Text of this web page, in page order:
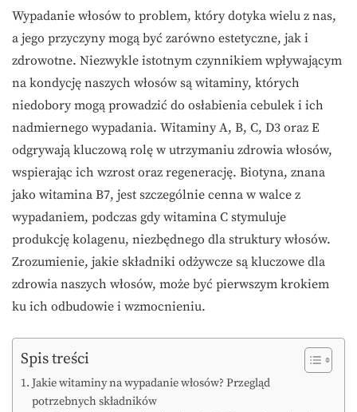
Wypadanie włosów to problem, który dotyka wielu z nas,
a jego przyczyny mogą być zarówno estetyczne, jak i
zdrowotne. Niezwykle istotnym czynnikiem wpływającym
na kondycję naszych włosów są witaminy, których
niedobory mogą prowadzić do osłabienia cebulek i ich
nadmiernego wypadania. Witaminy A, B, C, D3 oraz E
odgrywają kluczową rolę w utrzymaniu zdrowia włosów,
wspierając ich wzrost oraz regenerację. Biotyna, znana
jako witamina B7, jest szczególnie cenna w walce z
wypadaniem, podczas gdy witamina C stymuluje
produkcję kolagenu, niezbędnego dla struktury włosów.
Zrozumienie, jakie składniki odżywcze są kluczowe dla
zdrowia naszych włosów, może być pierwszym krokiem
ku ich odbudowie i wzmocnieniu.
Spis treści
Jakie witaminy na wypadanie włosów? Przegląd
potrzebnych składników